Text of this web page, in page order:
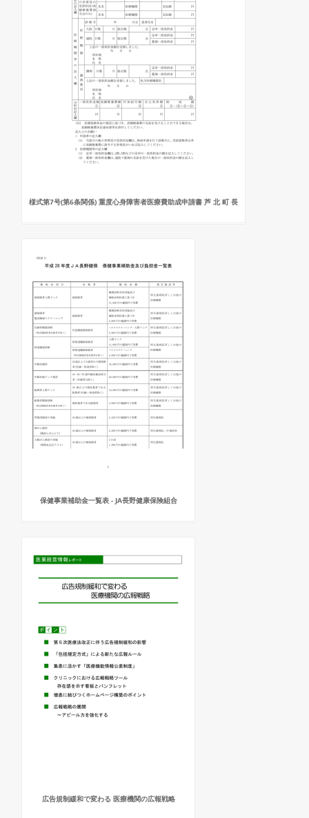
様式第7号(第6条関係) 重度心身障害者医療費助成申請書 芦 北 町 長
保健事業補助金一覧表 - JA長野健康保険組合
広告規制緩和で変わる 医療機関の広報戦略